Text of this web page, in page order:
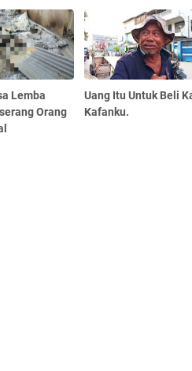
Lemba
Orang
Uang Itu Untuk Beli
Kafanku.